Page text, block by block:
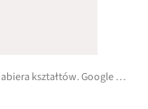
Android 17 nabiera kształtów. Google ujawnia pierwsze szczegóły